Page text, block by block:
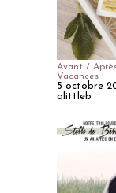
Avant /
Vacances !
5 octobre
alittleb